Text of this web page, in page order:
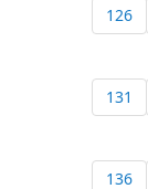
126
131
136